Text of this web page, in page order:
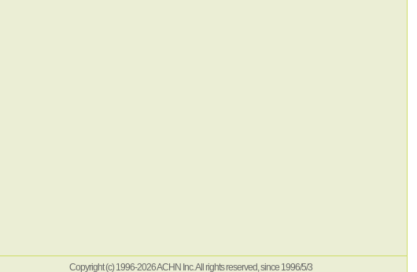
Copyright (c) 1996-2026 ACHN Inc. All rights reserved, since 1996/5/3